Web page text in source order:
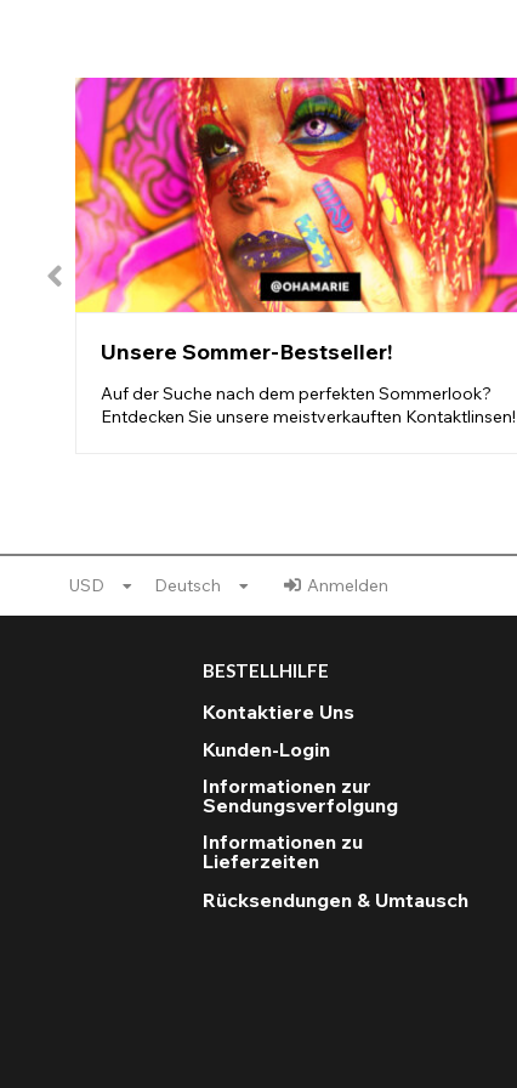
Unsere Sommer-Bestseller!
Auf der Suche nach dem perfekten Sommerlook?
Entdecken Sie unsere meistverkauften Kontaktlinsen!
USD Deutsch Anmelden
BESTELLHILFE
Kontaktiere Uns
Kunden-Login
Informationen zur
Sendungsverfolgung
Informationen zu
Lieferzeiten
Rücksendungen & Umtausch